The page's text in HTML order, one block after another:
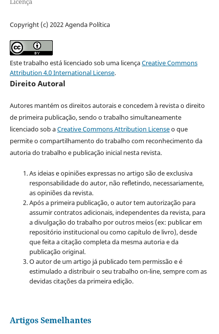
Copyright (c) 2022 Agenda Política
Este trabalho está licenciado sob uma licençaCreative Commons
Attribution 4.0 International License.
Direito Autoral
Autores mantém os direitos autorais e concedem à revista o direito
de primeira publicação, sendo o trabalho simultaneamente
licenciado sob aCreative Commons Attribution Licenseo que
permite o compartilhamento do trabalho com reconhecimento da
autoria do trabalho e publicação inicial nesta revista.
As ideias e opiniões expressas no artigo são de exclusiva
responsabilidade do autor, não refletindo, necessariamente,
as opiniões da revista.
Após a primeira publicação, o autor tem autorização para
assumir contratos adicionais, independentes da revista, para
a divulgação do trabalho por outros meios (ex: publicar em
repositório institucional ou como capítulo de livro), desde
que feita a citação completa da mesma autoria e da
publicação original.
O autor de um artigo já publicado tem permissão e é
estimulado a distribuir o seu trabalho on-line, sempre com as
devidas citações da primeira edição.
Artigos Semelhantes